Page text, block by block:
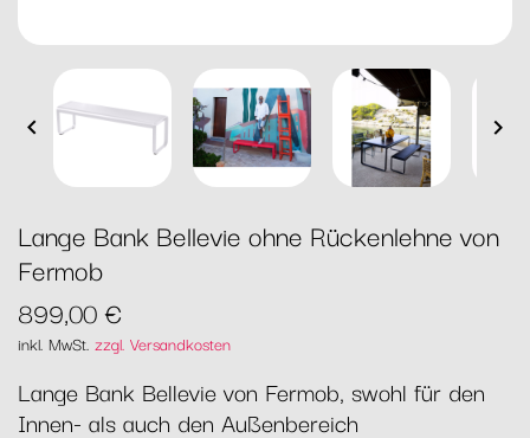
 
Lange Bank Bellevie ohne Rückenlehne von
Fermob
899,00 €
inkl. MwSt. zzgl. Versandkosten
Lange Bank Bellevie von Fermob, swohl für den
Innen- als auch den Außenbereich